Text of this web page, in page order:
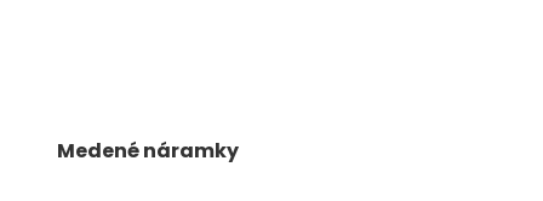
Medené náramky